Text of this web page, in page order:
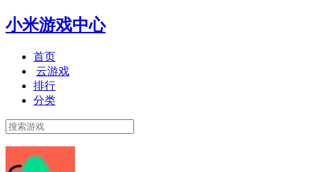
小米游戏中心
首页
云游戏
排行
分类